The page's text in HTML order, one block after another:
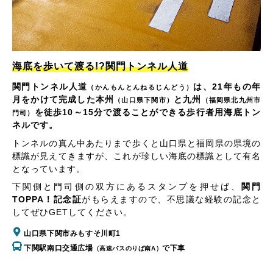
海底を歩いて渡る!?関門トンネル人道
関門トンネル人道 （かんもんとんねるじんどう） は、21年もの年
月をかけて完成した本州
（山口県下関市） と九州
（福岡県北九州市
門司）
を徒歩10～15分で渡ることができる歩行者用海底トン
ネルです。
トンネルの真ん中あたりまで歩くと山口県と福岡県の県境の
標識が見えてきますが、これが珍しい海底の標識として有名
となっています。
下関側と門司側の双方にあるスタンプを押せば、
関門
TOPPA！記念証がもらえますので、不思議な経験の記念と
してぜひGETしてください。
山口県下関市みもすそ川町1
下関駅南口交通広場 （高速バスのりば南A）で下車